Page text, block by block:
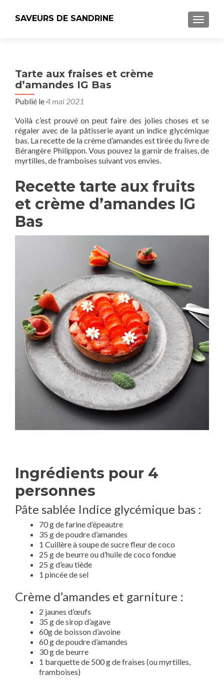
SAVEURS DE SANDRINE
Tarte aux fraises et crème
d’amandes IG Bas
Publié le4 mai 2021
Voilà c’est prouvé on peut faire des jolies choses et se
régaler avec de la pâtisserie ayant un indice glycémique
bas. La recette de la crème d’amandes est tirée du livre de
Bérangère Philippon. Vous pouvez la garnir de fraises, de
myrtilles, de framboises suivant vos envies.
Recette tarte aux fruits
et crème d’amandes IG
Bas
Ingrédients pour 4
personnes
Pâte sablée Indice glycémique bas :
70 g de farine d’épeautre
35 g de poudre d’amandes
1 Cuillère à soupe de sucre fleur de coco
25 g de beurre ou d’huile de coco fondue
25 g d’eau tiède
1 pincée de sel
Crème d’amandes et garniture :
2 jaunes d’œufs
35 g de sirop d’agave
60g de boisson d’avoine
60 g de poudre d’amandes
30 g de beurre
1 barquette de 500 g de fraises (ou myrtilles,
framboises)